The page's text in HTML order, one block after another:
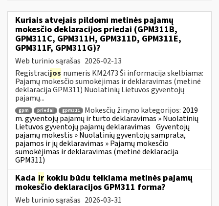
Kuriais atvejais pildomi metinės pajamų
mokesčio deklaracijos priedai (GPM311B,
GPM311C, GPM311H, GPM311D, GPM311E,
GPM311F, GPM311G)?
Web turinio sąrašas 2026-02-13
Registracijos numeris KM2473 Ši informacija skelbiama:
Pajamų mokesčio sumokėjimas ir deklaravimas (metinė
deklaracija GPM311) Nuolatinių Lietuvos gyventojų
pajamų...
gpm priedai gpm311 Mokesčių žinyno kategorijos: 2019
m. gyventojų pajamų ir turto deklaravimas » Nuolatinių
Lietuvos gyventojų pajamų deklaravimas Gyventojų
pajamų mokestis » Nuolatinių gyventojų samprata,
pajamos ir jų deklaravimas » Pajamų mokesčio
sumokėjimas ir deklaravimas (metinė deklaracija
GPM311)
Kada ir kokiu būdu teikiama metinės pajamų
mokesčio deklaracijos GPM311 forma?
Web turinio sąrašas 2026-03-31